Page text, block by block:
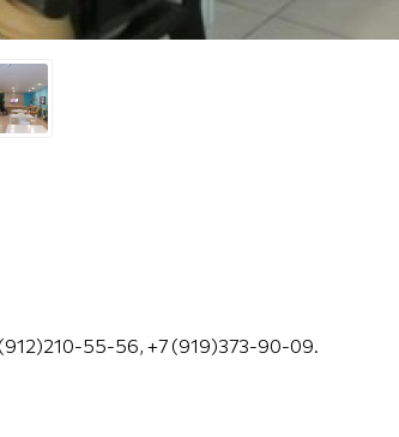
55-56, +7 (919)373-90-09.